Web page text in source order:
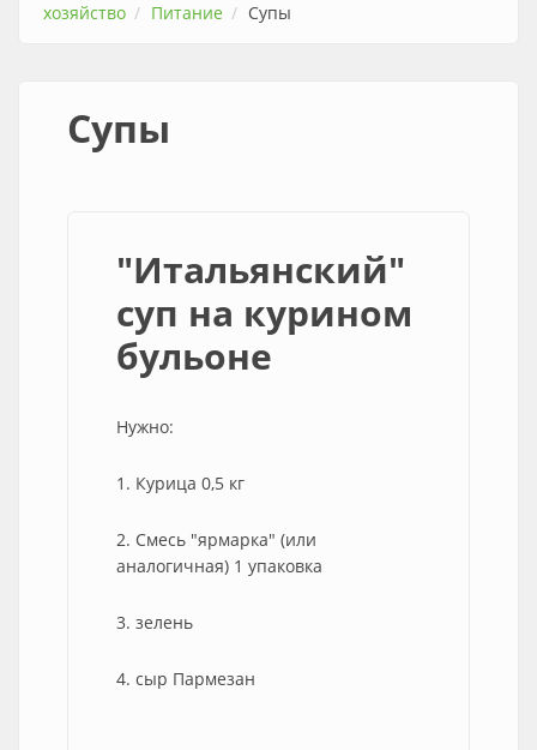
хозяйство
Питание Супы
Супы
"Итальянский"
суп на курином
бульоне
Нужно:
1. Курица 0,5 кг
2. Смесь "ярмарка" (или
аналогичная) 1 упаковка
3. зелень
4. сыр Пармезан